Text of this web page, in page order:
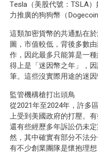
Tesla（美股代號：TSLA
力推廣的狗狗幣（Dogecoin
這類加密貨幣的共通點在
圖，市值較低，背後多數
作，因此最多只能算是一
得上是「迷因幣之年」，
筆。這些沒實際用途的迷
監管機構槍打出頭鳥
從2021年至2024年，許多
上受到美國政府的打壓。
還有些經歷多年訴訟仍未
然，其中確實有部分不法
有不少創業團隊是懷抱理想